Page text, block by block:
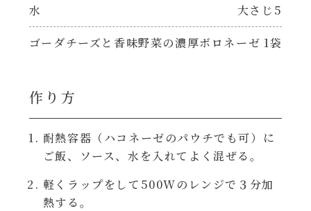
シャンタン粉末（シャンタンチーズニングを
パウチのまんまシリーズ
だしまろ麺
シャンタン鍋
やみつききゃべつの塩たれ
だしまろ酢
聖護院かぶらのもみじおろしぽん酢
水 大さじ5
ゴーダチーズと香味野菜の濃厚ボロネーゼ 1袋
作り方
耐熱容器（ハコネーゼのパウチでも可）に
ご飯、ソース、水を入れてよく混ぜる。
軽くラップをして500Wのレンジで３分加
熱する。